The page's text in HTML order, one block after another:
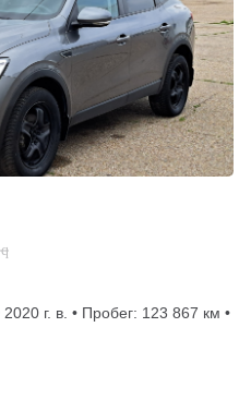
q
г. в. • Пробег: 123 867 км •